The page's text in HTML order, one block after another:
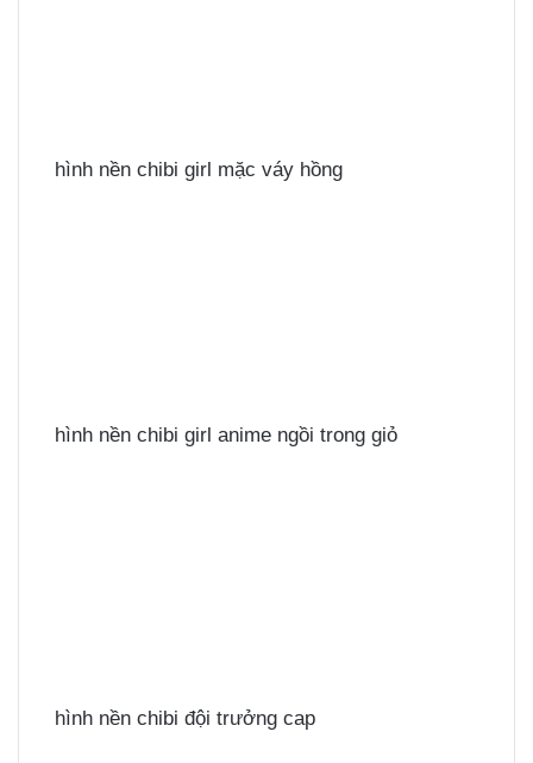
hình nền chibi girl mặc váy hồng
hình nền chibi girl anime ngồi trong giỏ
hình nền chibi đội trưởng cap